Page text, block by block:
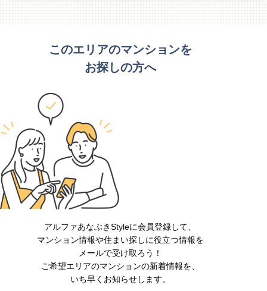
このエリアのマンションを
お探しの方へ
アルファあなぶきStyleに会員登録して、
マンション情報や住まい探しに役立つ情報を
メールで受け取ろう！
ご希望エリアのマンションの新着情報を、
いち早くお知らせします。